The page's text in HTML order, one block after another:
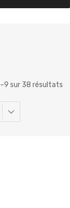
sur 38 résultats